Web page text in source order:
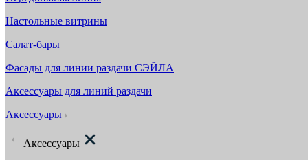
Настольные витрины
Салат-бары
Фасады для линии раздачи СЭЙЛА
Аксессуары для линий раздачи
Аксессуары
Аксессуары